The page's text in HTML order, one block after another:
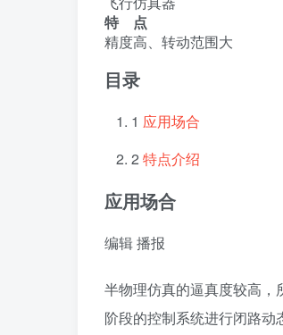
特 点
精度高、转动范围大
目录
1 应用场合
2 特点介绍
应用场合
编辑播报
半物理仿真的逼真度较高
阶段的控制系统进行闭路